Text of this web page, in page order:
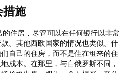
措施
住房，尽管可以在任何银行以非常
。其他西欧国家的情况也类似。什
自己的住房，而不是住在租来的住
成本。在那里，与白俄罗斯不同，